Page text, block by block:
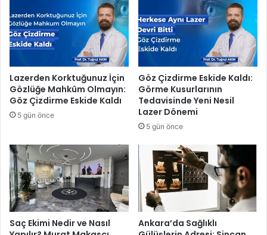
’
y
i
n
u
E
i
y
o
r
a
e
l
y
e
m
d
e
r
n
k
ü
t
Lazerden Korktuğunuz İçin
Gözlüğe Mahkûm Olmayın:
Göz Çizdirme Eskide Kaldı
5 gün önce
Göz Çizdirme Eskide Kaldı:
Görme Kusurlarının
Tedavisinde Yeni Nesil
Lazer Dönemi
5 gün önce
Saç Ekimi Nedir ve Nasıl
Ankara’da Sağlıklı